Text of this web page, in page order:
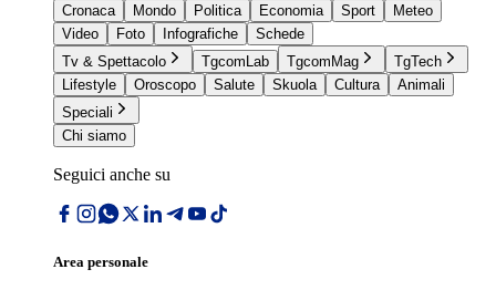
Cronaca
Mondo Politica Economia Sport
Meteo
Video
Foto Infografiche
Schede
Tv & Spettacolo
TgcomLab TgcomMag
TgTech
Lifestyle
Oroscopo Salute Skuola Cultura
Animali
Speciali
Chi siamo
Seguici anche su
Area personale